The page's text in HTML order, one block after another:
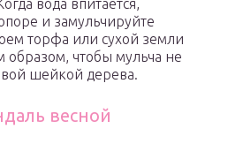
вода впитается,
и замульчируйте
торфа или сухой земли
чтобы мульча не
шейкой дерева.
весной